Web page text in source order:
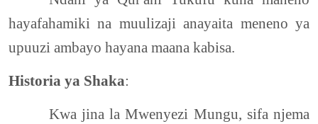
hayafahamiki na muulizaji anayaita meneno ya
upuuzi ambayo hayana maana kabisa.
Historia ya Shaka:
Kwa jina la Mwenyezi Mungu, sifa njema